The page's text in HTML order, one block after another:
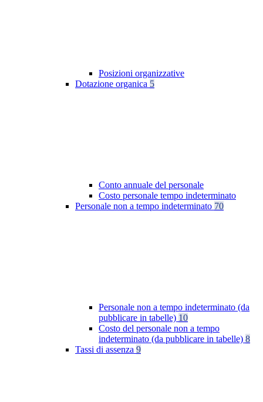
Posizioni organizzative
Dotazione organica 5
Conto annuale del personale
Costo personale tempo indeterminato
Personale non a tempo indeterminato 70
Personale non a tempo indeterminato (da
pubblicare in tabelle) 10
Costo del personale non a tempo
indeterminato (da pubblicare in tabelle) 8
Tassi di assenza 9